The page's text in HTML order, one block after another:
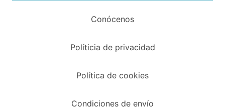
Conócenos
Políticia de privacidad
Política de cookies
Condiciones de envío